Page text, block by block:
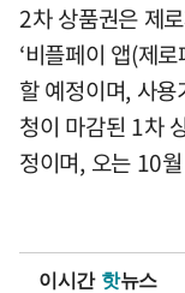
2차 상품권은 제
‘비플페이 앱(제
할 예정이며, 사
청이 마감된 1차
정이며, 오는 10
이시간 핫뉴스